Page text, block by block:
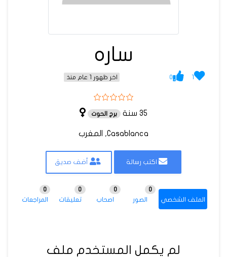
ساره
1
0 اخر ظهور 1 عام منذ
35 سنة برج الحوت
Casablanca, المغرب
اكتب رسالة أضف صديق
الملف الشخصي الصور
0
اصحاب
0
تعليقات
0
المراجعات
0
لم يكمل المستخدم ملف